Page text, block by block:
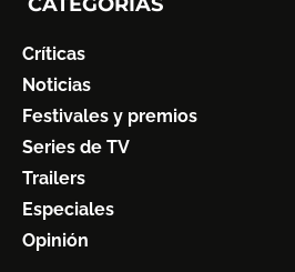
Críticas
Noticias
Festivales y premios
Series de TV
Trailers
Especiales
Opinión